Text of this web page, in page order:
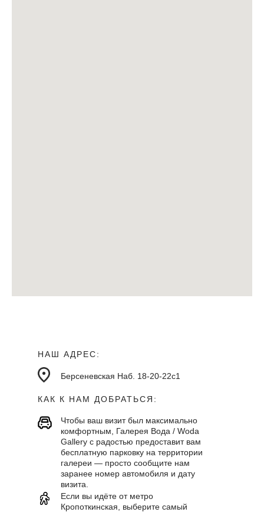
Берсеневская Наб. 18-20-22с1
НАШ АДРЕС:
КАК К НАМ ДОБРАТЬСЯ:
Чтобы ваш визит был максимально
комфортным, Галерея Вода / Woda
Gallery с радостью предоставит вам
бесплатную парковку на территории
галереи — просто сообщите нам
заранее номер автомобиля и дату
визита.
Если вы идёте от метро
Кропоткинская, выберите самый